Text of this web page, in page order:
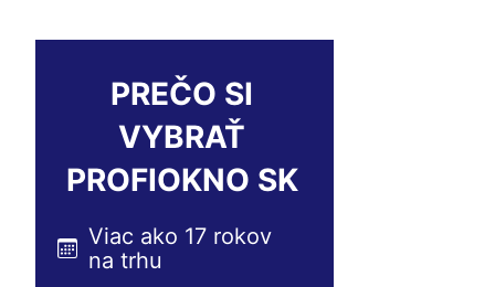
PREČO SI
VYBRAŤ
PROFIOKNO SK
Viac ako 17 rokov
na trhu